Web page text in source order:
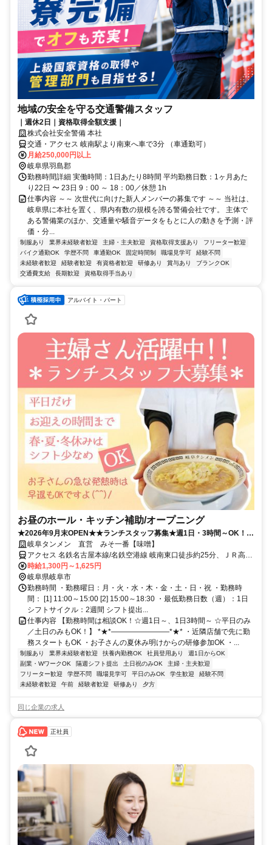
地域の安全を守る交通警備スタッフ
｜週休2日｜資格取得全額支援｜
株式会社安全警備 本社
交通・アクセス 岐南駅より南東へ車で3分 （車通勤可）
月給250,000円以上
岐阜県羽島郡
勤務時間詳細 実働時間：1日あたり8時間 平均勤務日数：1ヶ月あた
り22日 〜 23日 9：00 ～ 18：00／休憩 1h
仕事内容 ～～ 次世代に向けた新人メンバーの募集です ～～ 当社は、
岐阜県に本社を置く、県内有数の規模を誇る警備会社です。 主体で
ある警備業のほか、交通量や騒音データをもとに人の動きを予測・評
価・分...
制服あり 業界未経験者歓迎 主婦・主夫歓迎 資格取得支援あり
フリーター歓迎
バイク通勤OK
学歴不問 車通勤OK 固定時間制 職場見学可
経験不問
未経験者歓迎
経験者歓迎 有資格者歓迎 研修あり 賞与あり
ブランクOK
交通費支給
長期歓迎 資格取得手当あり
アルバイト・パート
お昼のホール・キッチン補助/オープニング
★2026年9月末OPEN★★ランチスタッフ募集★週1日・3時間～OK！家
庭優先のシフトでOK！
岐阜タンメン 直営 みそ一番【味噌】
アクセス 名鉄名古屋本線/名鉄空港線 岐南東口徒歩約25分、ＪＲ高山
本線 岐阜中央南口徒歩約30分、ＪＲ東海道本線 岐阜中央南口徒歩約
30分 21号沿い/「岐阜南警察署」近く
時給1,300円～1,625円
岐阜県岐阜市
勤務時間 ・勤務曜日：月・火・水・木・金・土・日・祝 ・勤務時
間： [1] 11:00～15:00 [2] 15:00～18:30 ・最低勤務日数（週）：1日
シフトサイクル：2週間 シフト提出...
仕事内容 【勤務時間は相談OK！☆週1日～、1日3時間～ ☆平日のみ
／土日のみもOK！】 *★*――――――――*★* ・近隣店舗で先に勤
務スタートもOK ・お子さんの夏休み明けからの研修参加OK ・...
制服あり 業界未経験者歓迎 扶養内勤務OK 社員登用あり
週1日からOK
副業・WワークOK
隔週シフト提出 土日祝のみOK
主婦・主夫歓迎
フリーター歓迎
学歴不問 職場見学可 平日のみOK 学生歓迎
経験不問
未経験者歓迎
午前 経験者歓迎 研修あり 夕方
同じ企業の求人
正社員